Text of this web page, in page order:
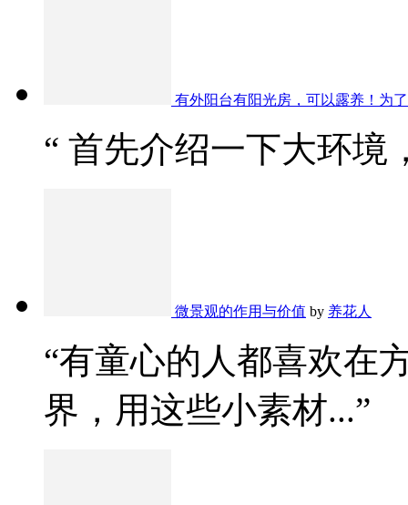
有外阳台有阳光房，可以露养！为
“ 首先介绍一下大环境
微景观的作用与价值 by 养花人
“有童心的人都喜欢在
界，用这些小素材...”